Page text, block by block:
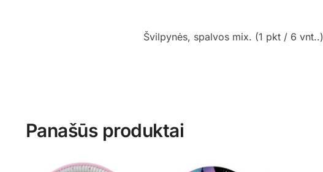
Švilpynės, spalvos mix. (1 pkt / 6 vnt..)
Panašūs produktai